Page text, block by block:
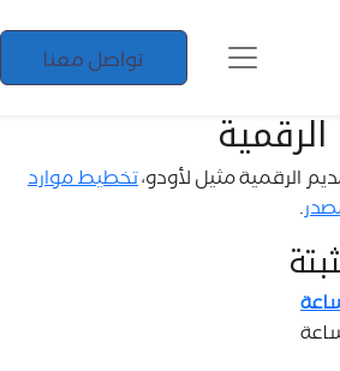
تواصل معنا
الرقمية مثيل لأودو،تخطيط موارد
.